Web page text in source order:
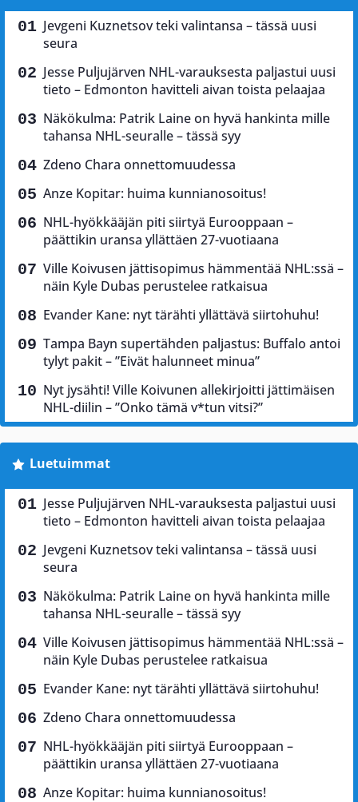
Jevgeni Kuznetsov teki valintansa – tässä uusi
seura
Jesse Puljujärven NHL-varauksesta paljastui uusi
tieto – Edmonton havitteli aivan toista pelaajaa
Näkökulma: Patrik Laine on hyvä hankinta mille
tahansa NHL-seuralle – tässä syy
Zdeno Chara onnettomuudessa
Anze Kopitar: huima kunnianosoitus!
NHL-hyökkääjän piti siirtyä Eurooppaan –
päättikin uransa yllättäen 27-vuotiaana
Ville Koivusen jättisopimus hämmentää NHL:ssä –
näin Kyle Dubas perustelee ratkaisua
Evander Kane: nyt tärähti yllättävä siirtohuhu!
Tampa Bayn supertähden paljastus: Buffalo antoi
tylyt pakit – ”Eivät halunneet minua”
Nyt jysähti! Ville Koivunen allekirjoitti jättimäisen
NHL-diilin – ”Onko tämä v*tun vitsi?”
Luetuimmat
Jesse Puljujärven NHL-varauksesta paljastui uusi
tieto – Edmonton havitteli aivan toista pelaajaa
Jevgeni Kuznetsov teki valintansa – tässä uusi
seura
Näkökulma: Patrik Laine on hyvä hankinta mille
tahansa NHL-seuralle – tässä syy
Ville Koivusen jättisopimus hämmentää NHL:ssä –
näin Kyle Dubas perustelee ratkaisua
Evander Kane: nyt tärähti yllättävä siirtohuhu!
Zdeno Chara onnettomuudessa
NHL-hyökkääjän piti siirtyä Eurooppaan –
päättikin uransa yllättäen 27-vuotiaana
Anze Kopitar: huima kunnianosoitus!